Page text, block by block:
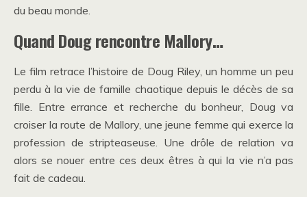
du beau monde.
Quand Doug rencontre Mallory…
Le film retrace l’histoire de Doug Riley, un homme un peu
perdu à la vie de famille chaotique depuis le décès de sa
fille. Entre errance et recherche du bonheur, Doug va
croiser la route de Mallory, une jeune femme qui exerce la
profession de stripteaseuse. Une drôle de relation va
alors se nouer entre ces deux êtres à qui la vie n’a pas
fait de cadeau.